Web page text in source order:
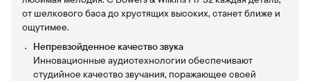
от шелкового баса до хрустящих высоких, станет ближе и
ощутимее.
Непревзойденное качество звука
Инновационные аудиотехнологии обеспечивают
студийное качество звучания, поражающее своей